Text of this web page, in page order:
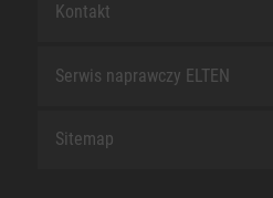
Kontakt
Serwis naprawczy ELTEN
Sitemap